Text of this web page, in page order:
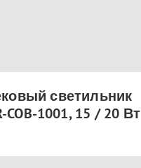
светильник
COB-1001, 15 / 20 Вт